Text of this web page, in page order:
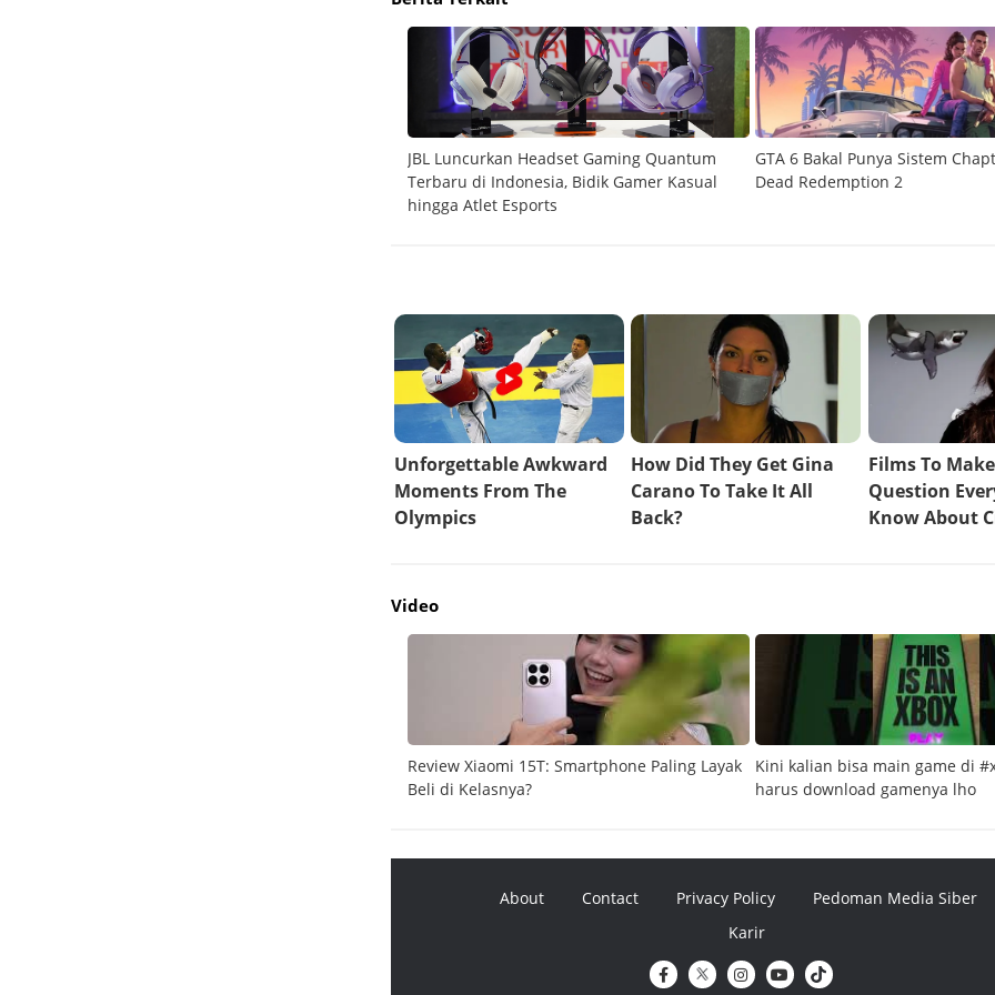
JBL Luncurkan Headset Gaming Quantum
Terbaru di Indonesia, Bidik Gamer Kasual
hingga Atlet Esports
GTA 6 Bakal Punya Sistem
Dead Redemption 2
Video
Review Xiaomi 15T: Smartphone Paling Layak
Beli di Kelasnya?
Kini kalian bisa main game di
harus download gamenya lho
About Contact Privacy Policy
Pedoman Media Siber
Karir